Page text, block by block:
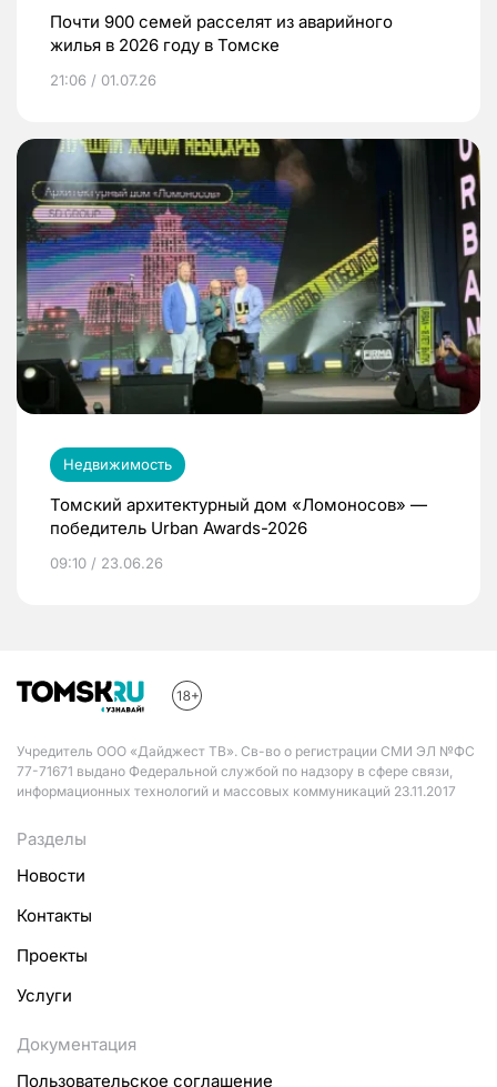
Почти 900 семей расселят из аварийного
жилья в 2026 году в Томске
21:06 / 01.07.26
Недвижимость
Томский архитектурный дом «Ломоносов» —
победитель Urban Awards-2026
09:10 / 23.06.26
Учредитель ООО «Дайджест ТВ». Св-во о регистрации СМИ ЭЛ №ФС
77-71671 выдано Федеральной службой по надзору в сфере связи,
информационных технологий и массовых коммуникаций 23.11.2017
Разделы
Новости
Контакты
Проекты
Услуги
Документация
Пользовательское соглашение